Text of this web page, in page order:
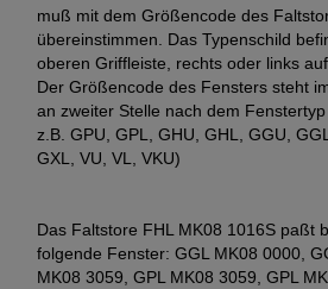
muß mit dem Größencode des
übereinstimmen. Das Typenschild
oberen Griffleiste, rechts oder links
Der Größencode des Fensters steht
an zweiter Stelle nach dem
z.B. GPU, GPL, GHU, GHL, GGU,
GXL, VU, VL, VKU)
Das Faltstore FHL MK08 1016S paßt
folgende Fenster: GGL MK08 0000,
MK08 3059, GPL MK08 3059, GPL